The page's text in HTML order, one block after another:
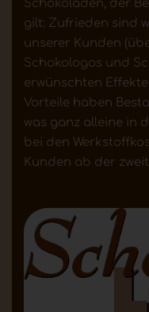
Schokoladen, der
gilt: Zufrieden sind
unserer Kunden
Schokologos und
erwünschten
Vorteile haben
was ganz alleine in
bei den
Kunden ab der